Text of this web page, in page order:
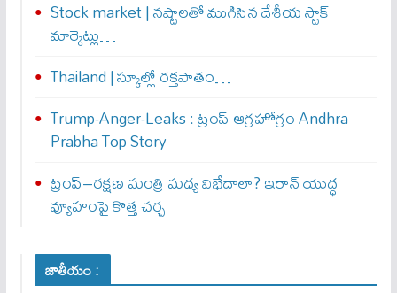
Stock market | నష్టాలతో ముగిసిన దేశీయ స్టాక్
మార్కెట్లు…
Thailand | స్కూల్లో రక్తపాతం…
Trump-Anger-Leaks : ట్రంప్ ఆగ్ర‌హోగ్రం Andhra
Prabha Top Story
ట్రంప్–రక్షణ మంత్రి మధ్య విభేదాలా? ఇరాన్ యుద్ధ
వ్యూహంపై కొత్త చర్చ
జాతీయం :